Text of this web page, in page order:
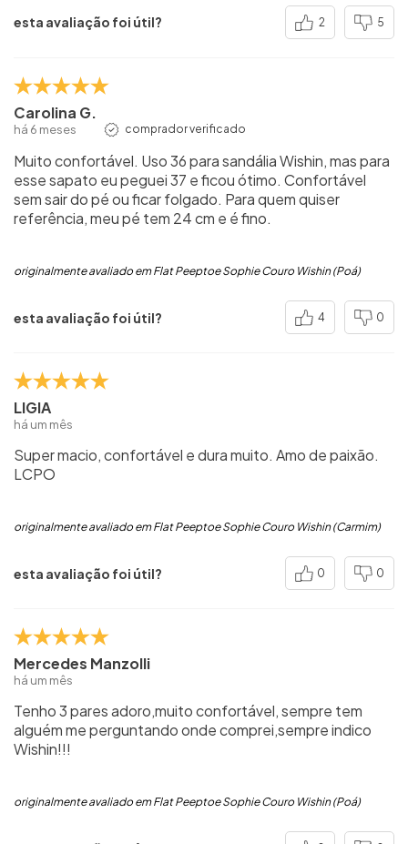
esta avaliação foi útil? 2 5
Carolina G.
há 6 meses comprador verificado
Muito confortável. Uso 36 para sandália Wishin, mas para
esse sapato eu peguei 37 e ficou ótimo. Confortável
sem sair do pé ou ficar folgado. Para quem quiser
referência, meu pé tem 24 cm e é fino.
originalmente avaliado em Flat Peeptoe Sophie Couro Wishin (Poá)
esta avaliação foi útil? 4 0
LIGIA
há um mês
Super macio, confortável e dura muito. Amo de paixão.
LCPO
originalmente avaliado em Flat Peeptoe Sophie Couro Wishin (Carmim)
esta avaliação foi útil? 0 0
Mercedes Manzolli
há um mês
Tenho 3 pares adoro,muito confortável, sempre tem
alguém me perguntando onde comprei,sempre indico
Wishin!!!
originalmente avaliado em Flat Peeptoe Sophie Couro Wishin (Poá)